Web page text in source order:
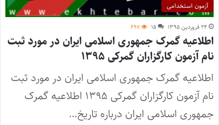
آزمون استخدامی
۲۴ فروردین ۱۳۹۵ ۱۵ ۶۹۷
اطلاعیه گمرک جمهوری اسلامی ایران در مورد ثبت
نام آزمون کارگزاران گمرکی ۱۳۹۵
اطلاعیه گمرک جمهوری اسلامی ایران در مورد ثبت
نام آزمون کارگزاران گمرکی ۱۳۹۵ اطلاعیه گمرک
جمهوری اسلامی ایران درباره تاریخ…